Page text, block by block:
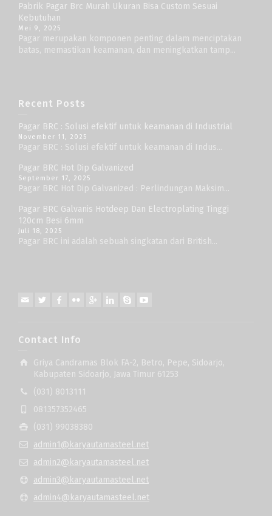
Pabrik Pagar Brc Murah Ukuran Bisa Custom Sesuai
Kebutuhan
Mei 9, 2025
Pagar merupakan komponen penting dalam menciptakan
batas, memastikan keamanan, dan meningkatkan tamp...
Recent Posts
Pagar BRC : Solusi efektif untuk keamanan di Industrial
November 11, 2025
Pagar BRC : Solusi efektif untuk keamanan di Indus...
Pagar BRC Hot Dip Galvanized
September 17, 2025
Pagar BRC Hot Dip Galvanized : Perlindungan Maksim...
Pagar BRC Galvanis Hotdeep Dan Electroplating Tinggi
120cm Besi 6mm
Juli 18, 2025
Pagar BRC ini adalah sebuah singkatan dari British...
Contact Info
Griya Candramas Blok FA-2, Betro, Pepe, Sidoarjo,
Kabupaten Sidoarjo, Jawa Timur 61253
(031) 8013111
081357352465
(031) 99038380
admin1@karyautamasteel.net
admin2@karyautamasteel.net
admin3@karyautamasteel.net
admin4@karyautamasteel.net